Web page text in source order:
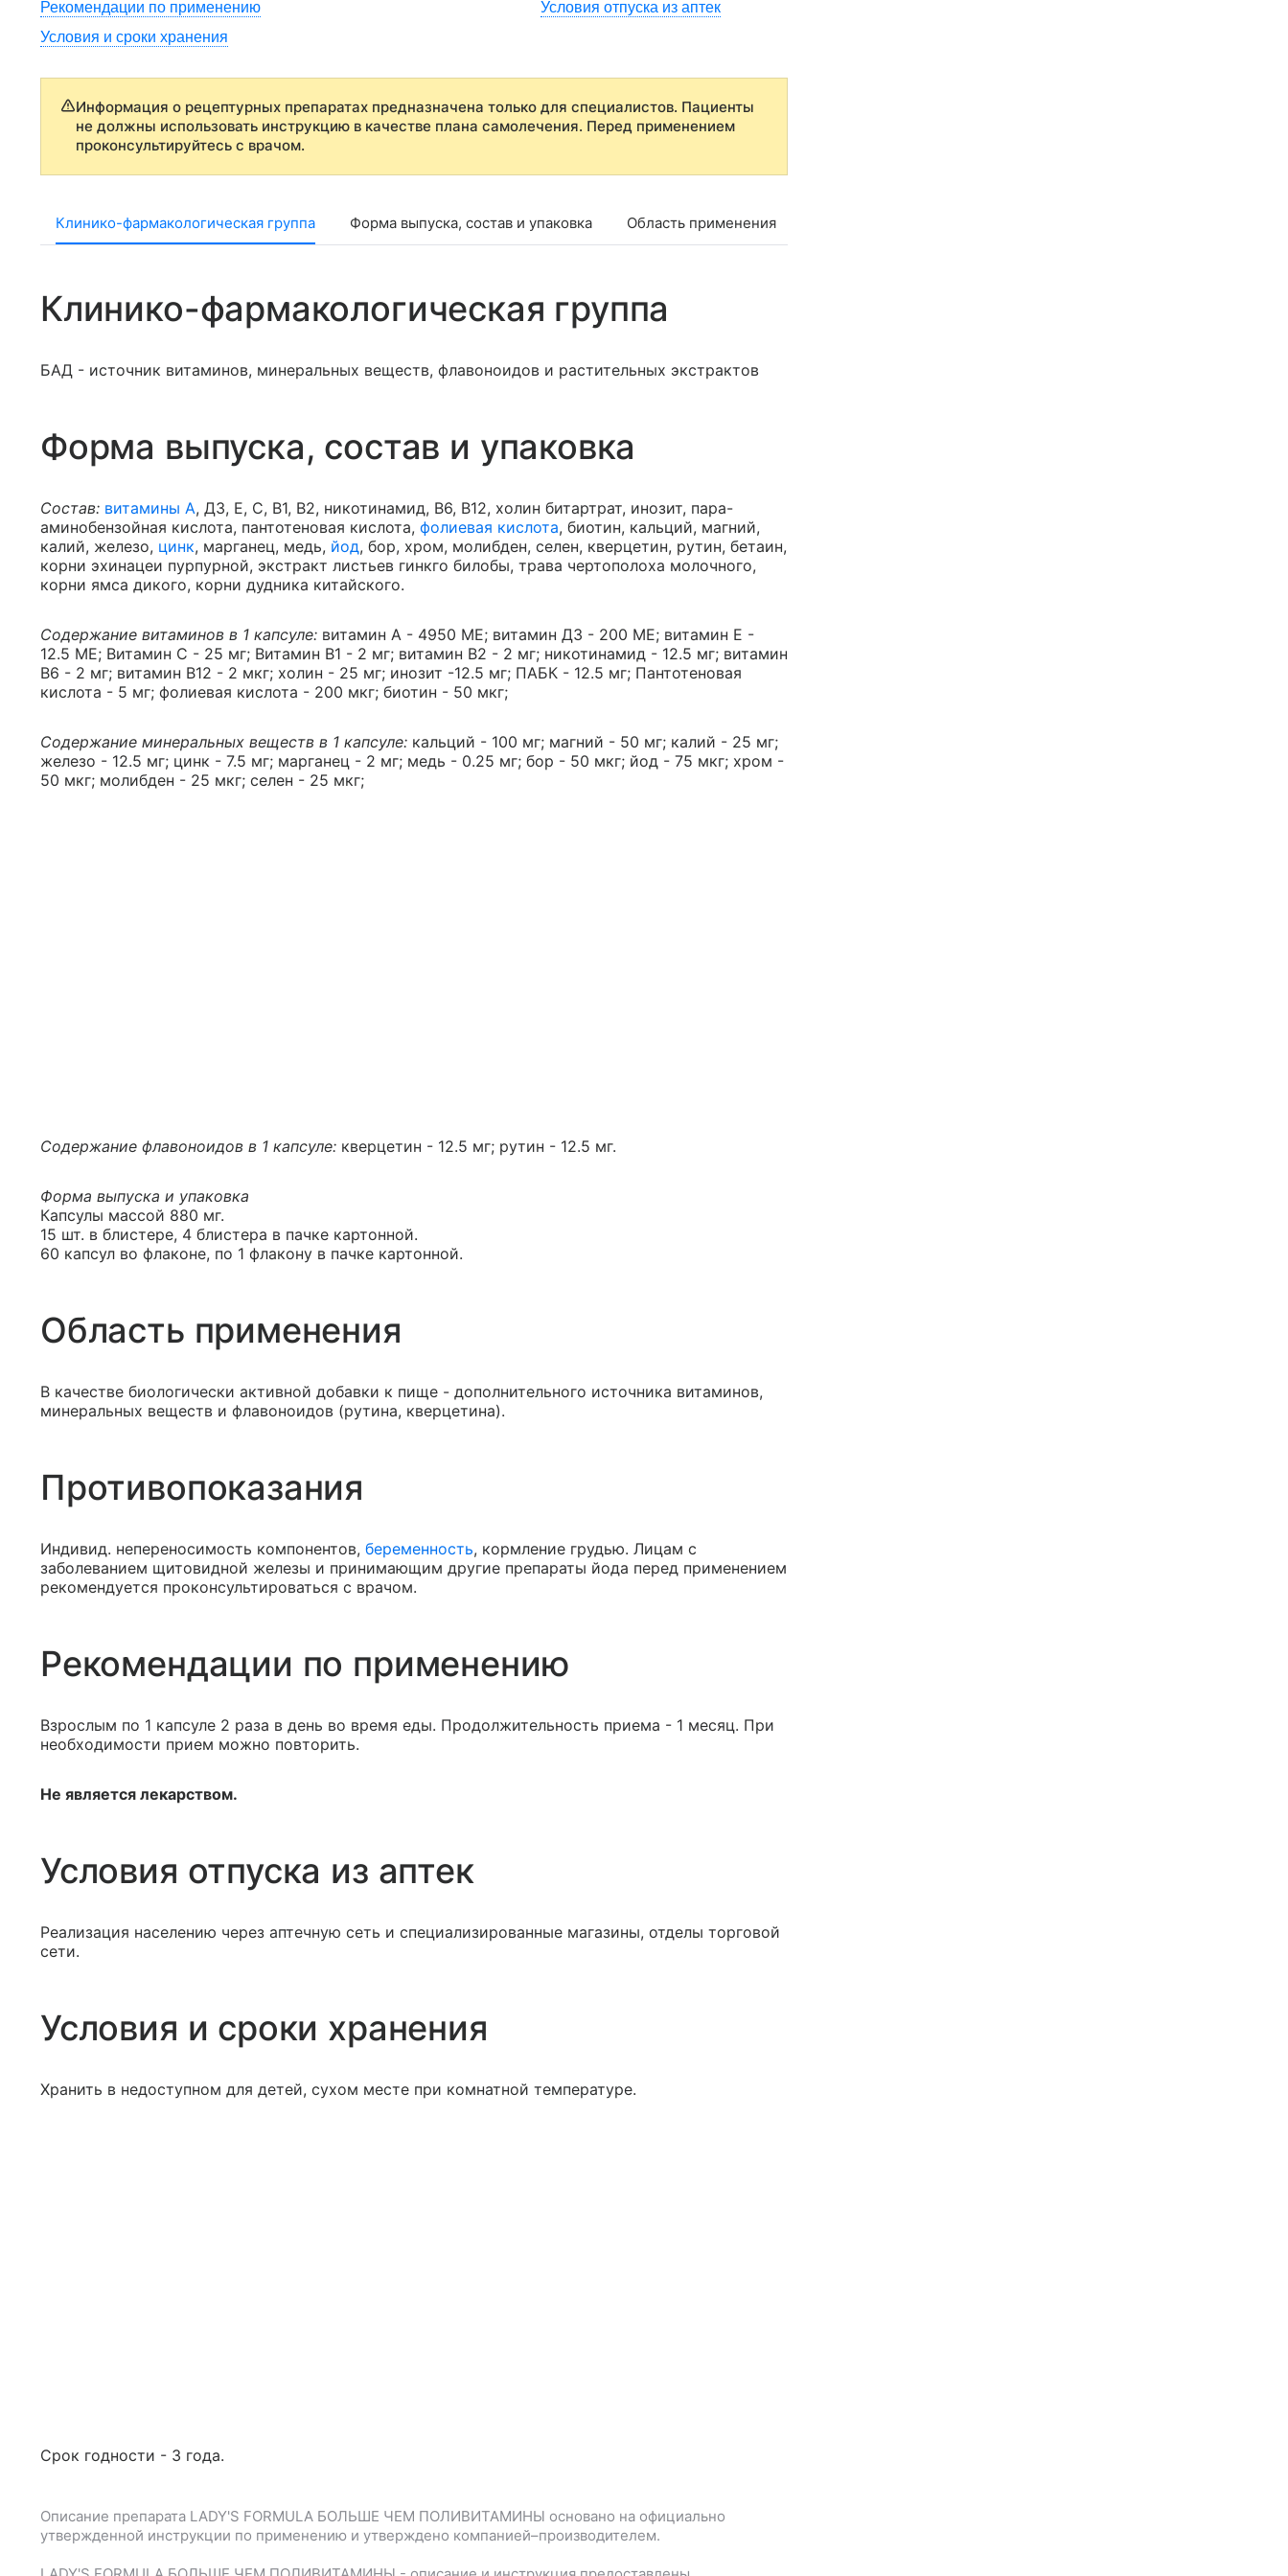
Рекомендации по применению
Условия отпуска из аптек
Условия и сроки хранения
Информация о рецептурных препаратах предназначена только для специалистов. Пациенты
не должны использовать инструкцию в качестве плана самолечения. Перед применением
проконсультируйтесь с врачом.
Клинико-фармакологическая группа Форма выпуска, состав и упаковка Область применения
Клинико-фармакологическая группа
БАД - источник витаминов, минеральных веществ, флавоноидов и растительных экстрактов
Форма выпуска, состав и упаковка
Состав: витамины А, Д3, Е, С, В1, В2, никотинамид, В6, В12, холин битартрат, инозит, пара-
аминобензойная кислота, пантотеновая кислота, фолиевая кислота, биотин, кальций, магний,
калий, железо, цинк, марганец, медь, йод, бор, хром, молибден, селен, кверцетин, рутин, бетаин,
корни эхинацеи пурпурной, экстракт листьев гинкго билобы, трава чертополоха молочного,
корни ямса дикого, корни дудника китайского.
Содержание витаминов в 1 капсуле: витамин А - 4950 МЕ; витамин Д3 - 200 МЕ; витамин Е -
12.5 МЕ; Витамин С - 25 мг; Витамин В1 - 2 мг; витамин В2 - 2 мг; никотинамид - 12.5 мг; витамин
В6 - 2 мг; витамин В12 - 2 мкг; холин - 25 мг; инозит -12.5 мг; ПАБК - 12.5 мг; Пантотеновая
кислота - 5 мг; фолиевая кислота - 200 мкг; биотин - 50 мкг;
Содержание минеральных веществ в 1 капсуле: кальций - 100 мг; магний - 50 мг; калий - 25 мг;
железо - 12.5 мг; цинк - 7.5 мг; марганец - 2 мг; медь - 0.25 мг; бор - 50 мкг; йод - 75 мкг; хром -
50 мкг; молибден - 25 мкг; селен - 25 мкг;
Содержание флавоноидов в 1 капсуле: кверцетин - 12.5 мг; рутин - 12.5 мг.
Форма выпуска и упаковка
Капсулы массой 880 мг.
15 шт. в блистере, 4 блистера в пачке картонной.
60 капсул во флаконе, по 1 флакону в пачке картонной.
Область применения
В качестве биологически активной добавки к пище - дополнительного источника витаминов,
минеральных веществ и флавоноидов (рутина, кверцетина).
Противопоказания
Индивид. непереносимость компонентов, беременность, кормление грудью. Лицам с
заболеванием щитовидной железы и принимающим другие препараты йода перед применением
рекомендуется проконсультироваться с врачом.
Рекомендации по применению
Взрослым по 1 капсуле 2 раза в день во время еды. Продолжительность приема - 1 месяц. При
необходимости прием можно повторить.
Не является лекарством.
Условия отпуска из аптек
Реализация населению через аптечную сеть и специализированные магазины, отделы торговой
сети.
Условия и сроки хранения
Хранить в недоступном для детей, сухом месте при комнатной температуре.
Срок годности - 3 года.
Описание препарата LADY'S FORMULA БОЛЬШЕ ЧЕМ ПОЛИВИТАМИНЫ основано на официально
утвержденной инструкции по применению и утверждено компанией–производителем.